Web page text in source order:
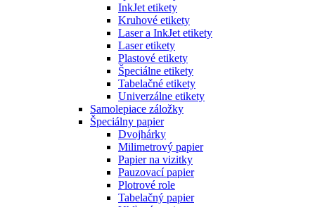
InkJet etikety
Kruhové etikety
Laser a InkJet etikety
Laser etikety
Plastové etikety
Špeciálne etikety
Tabelačné etikety
Univerzálne etikety
Samolepiace záložky
Špeciálny papier
Dvojhárky
Milimetrový papier
Papier na vizitky
Pauzovací papier
Plotrové role
Tabelačný papier